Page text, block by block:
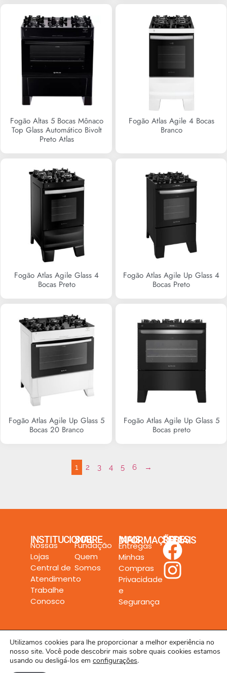
Fogão Altas 5 Bocas Mônaco
Top Glass Automático Bivolt
Preto Atlas
Fogão Atlas Agile 4 Bocas
Branco
Fogão Atlas Agile Glass 4
Bocas Preto
Fogão Atlas Agile Up Glass 4
Bocas Preto
Fogão Atlas Agile Up Glass 5
Bocas 20 Branco
Fogão Atlas Agile Up Glass 5
Bocas preto
1 2 3 4 5 6 →
INSTITUCIONAL
Nossas
Lojas
Central de
Atendimento
Trabalhe
Conosco
SOBRE
Fundação
Quem
Somos
MAIS INFORMAÇÕES
Entregas
Minhas
Compras
Privacidade
e
Segurança
REDES SOCIAIS
Todos os direitos reservados a Rede Unilar LTDA. © 2024
Utilizamos cookies para lhe proporcionar a melhor experiência no
nosso site. Você pode descobrir mais sobre quais cookies estamos
usando ou desligá-los em configurações.